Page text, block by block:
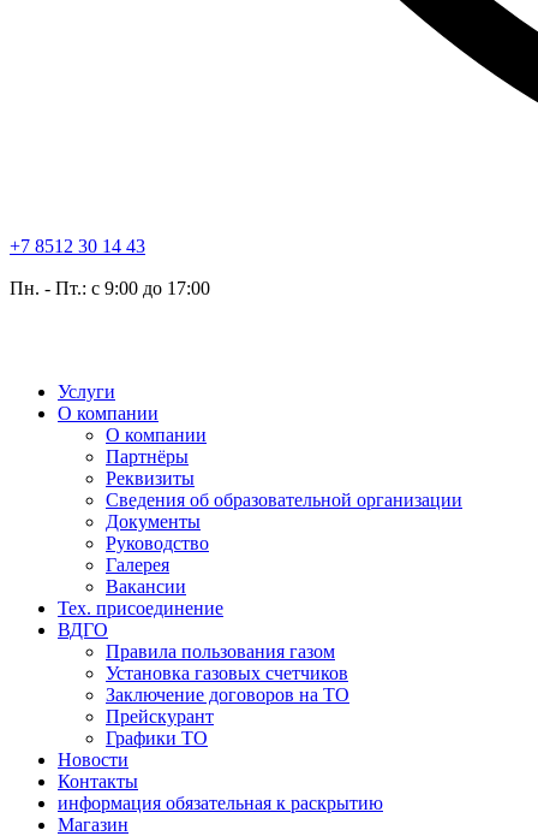
+7 8512 30 14 43
Пн. - Пт.: с 9:00 до 17:00
Услуги
О компании
О компании
Партнёры
Реквизиты
Сведения об образовательной организации
Документы
Руководство
Галерея
Вакансии
Тех. присоединение
ВДГО
Правила пользования газом
Установка газовых счетчиков
Заключение договоров на ТО
Прейскурант
Графики ТО
Новости
Контакты
информация обязательная к раскрытию
Магазин